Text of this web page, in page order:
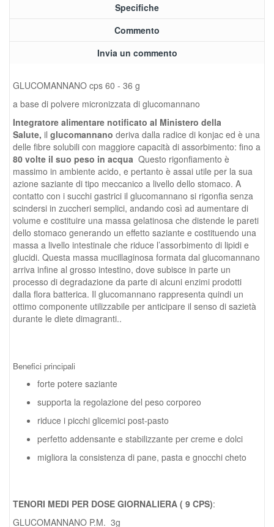
Specifiche
Commento
Invia un commento
GLUCOMANNANO cps 60 - 36 g
a base di polvere micronizzata di glucomannano
Integratore alimentare notificato al Ministero della
Salute, il glucomannano deriva dalla radice di konjac ed è una
delle fibre solubili con maggiore capacità di assorbimento: fino a
80 volte il suo peso in acqua Questo rigonfiamento è
massimo in ambiente acido, e pertanto è assai utile per la sua
azione saziante di tipo meccanico a livello dello stomaco. A
contatto con i succhi gastrici il glucomannano si rigonfia senza
scindersi in zuccheri semplici, andando così ad aumentare di
volume e costituire una massa gelatinosa che distende le pareti
dello stomaco generando un effetto saziante e costituendo una
massa a livello intestinale che riduce l’assorbimento di lipidi e
glucidi. Questa massa mucillaginosa formata dal glucomannano
arriva infine al grosso intestino, dove subisce in parte un
processo di degradazione da parte di alcuni enzimi prodotti
dalla flora batterica. Il glucomannano rappresenta quindi un
ottimo componente utilizzabile per anticipare il senso di sazietà
durante le diete dimagranti..
Benefici principali
forte potere saziante
supporta la regolazione del peso corporeo
riduce i picchi glicemici post‑pasto
perfetto addensante e stabilizzante per creme e dolci
migliora la consistenza di pane, pasta e gnocchi cheto
TENORI MEDI PER DOSE GIORNALIERA ( 9 CPS):
GLUCOMANNANO P.M. 3g